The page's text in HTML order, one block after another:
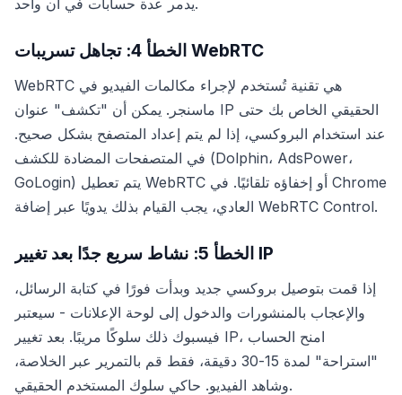
يدمر عدة حسابات في آن واحد.
الخطأ 4: تجاهل تسريبات WebRTC
WebRTC هي تقنية تُستخدم لإجراء مكالمات الفيديو في
ماسنجر. يمكن أن "تكشف" عنوان IP الحقيقي الخاص بك حتى
عند استخدام البروكسي، إذا لم يتم إعداد المتصفح بشكل صحيح.
في المتصفحات المضادة للكشف (Dolphin، AdsPower،
GoLogin) يتم تعطيل WebRTC أو إخفاؤه تلقائيًا. في Chrome
العادي، يجب القيام بذلك يدويًا عبر إضافة WebRTC Control.
الخطأ 5: نشاط سريع جدًا بعد تغيير IP
إذا قمت بتوصيل بروكسي جديد وبدأت فورًا في كتابة الرسائل،
والإعجاب بالمنشورات والدخول إلى لوحة الإعلانات - سيعتبر
فيسبوك ذلك سلوكًا مريبًا. بعد تغيير IP، امنح الحساب
"استراحة" لمدة 15-30 دقيقة، فقط قم بالتمرير عبر الخلاصة،
وشاهد الفيديو. حاكي سلوك المستخدم الحقيقي.